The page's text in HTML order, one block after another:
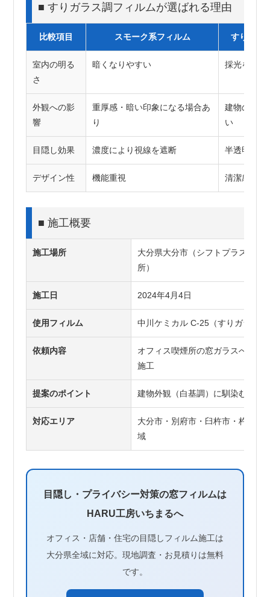
■ すりガラス調フィルムが選ばれる理由
比較項目 スモーク系フィルム すりガラ
室内の明る
さ
暗くなりやすい 採光を維持
外観への影
響
重厚感・暗い印象になる場合あ
り
建物の色調
い
目隠し効果 濃度により視線を遮断 半透明で視
デザイン性 機能重視 清潔感・上
■ 施工概要
施工場所
大分県大分市（シフトプラス株式
所）
施工日 2024年4月4日
使用フィルム 中川ケミカル C-25（すりガラス調
依頼内容
オフィス喫煙所の窓ガラスへの目
施工
提案のポイント 建物外観（白基調）に馴染む色調
対応エリア
大分市・別府市・臼杵市・杵築市
域
目隠し・プライバシー対策の窓フィルムは
HARU工房いちまるへ
オフィス・店舗・住宅の目隠しフィルム施工は
大分県全域に対応。現地調査・お見積りは無料
です。